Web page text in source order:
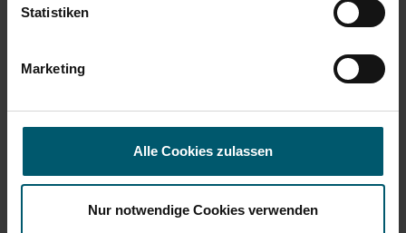
Statistiken
Marketing
Alle Cookies zulassen
Nur notwendige Cookies verwenden
Unternehmen:
Deutschland
www.leifheit-group.com